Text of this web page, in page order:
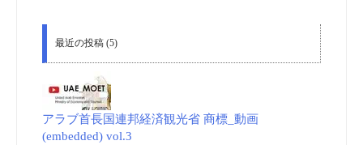
最近の投稿 (5)
アラブ首長国連邦経済観光省 商標_動画
(embedded) vol.3